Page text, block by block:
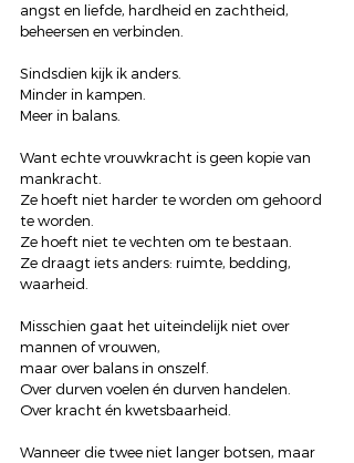
angst en liefde, hardheid en zachtheid,
beheersen en verbinden.
Sindsdien kijk ik anders.
Minder in kampen.
Meer in balans.
Want echte vrouwkracht is geen kopie van
mankracht.
Ze hoeft niet harder te worden om gehoord
te worden.
Ze hoeft niet te vechten om te bestaan.
Ze draagt iets anders: ruimte, bedding,
waarheid.
Misschien gaat het uiteindelijk niet over
mannen of vrouwen,
maar over balans in onszelf.
Over durven voelen én durven handelen.
Over kracht én kwetsbaarheid.
Wanneer die twee niet langer botsen, maar